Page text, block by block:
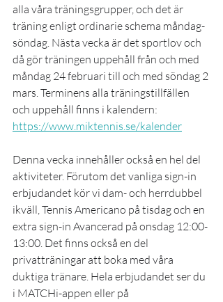
alla våra träningsgrupper, och det är
träning enligt ordinarie schema måndag-
söndag. Nästa vecka är det sportlov och
då gör träningen uppehåll från och med
måndag 24 februari till och med söndag 2
mars. Terminens alla träningstillfällen
och uppehåll finns i kalendern:
https://www.miktennis.se/kalender
Denna vecka innehåller också en hel del
aktiviteter. Förutom det vanliga sign-in
erbjudandet kör vi dam- och herrdubbel
ikväll, Tennis Americano på tisdag och en
extra sign-in Avancerad på onsdag 12:00-
13:00. Det finns också en del
privatträningar att boka med våra
duktiga tränare. Hela erbjudandet ser du
i MATCHi-appen eller på